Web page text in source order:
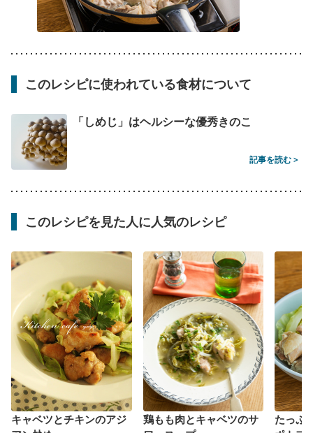
このレシピに使われている食材について
「しめじ」はヘルシーな優秀きのこ
記事を読む >
このレシピを見た人に人気のレシピ
キャベツとチキンのアジ
鶏もも肉とキャベツのサ
たっぷ